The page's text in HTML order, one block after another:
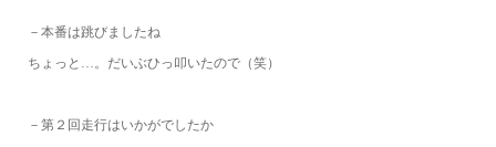
－本番は跳びましたね
ちょっと…。だいぶひっ叩いたので（笑）
－第２回走行はいかがでしたか